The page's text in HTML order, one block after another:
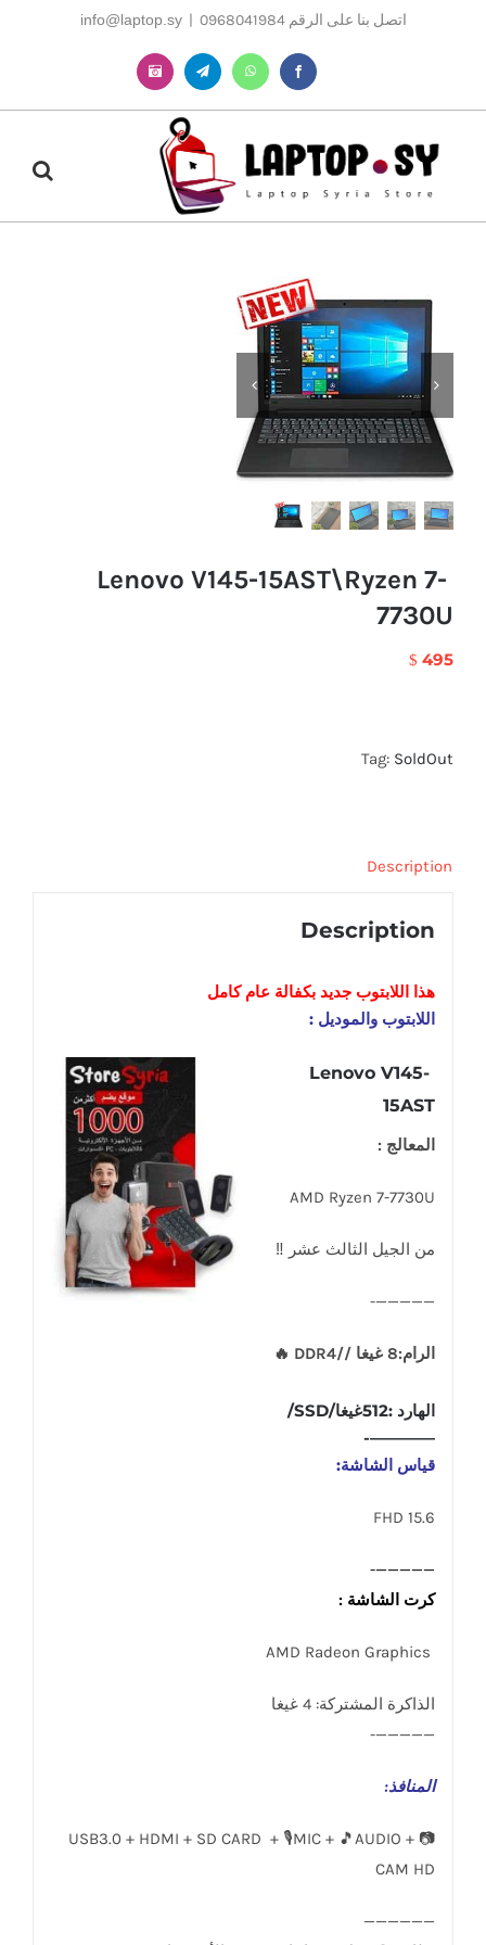
اتصل بنا على الرقم 0968041984 |
info@laptop.sy
Facebook
WhatsApp
Telegram
Instagram
Lenovo V145-15AST\Ryzen 7-
7730U
$ 495
Tag: SoldOut
Description
Description
هذا اللابتوب جديد بكفالة عام كامل
اللابتوب والموديل :
Lenovo V145-
15AST
المعالج :
AMD Ryzen 7-7730U
من الجيل الثالث عشر ‼
—————-
الرام:8 غيغا //DDR4 🔥
الهارد :512غيغا/SSD/
————-
قياس الشاشة:
15.6 FHD
—————-
كرت الشاشة :
الذاكرة المشتركة: 4 غيغا
—————-
المنافذ:
USB3.0 + HDMI + SD CARD + 🎙️MIC + 🎵AUDIO + 📷
CAM HD